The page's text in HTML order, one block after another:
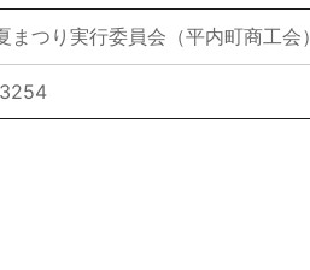
まつり実行委員会（平内町商工会）